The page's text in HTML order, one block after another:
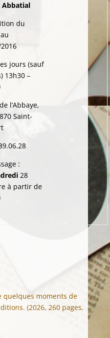
Abbatial
du
jours (sauf
13h30 –
l’Abbaye,
Saint-
:
28
à partir de
quelques moments de
(2026, 260 pages,